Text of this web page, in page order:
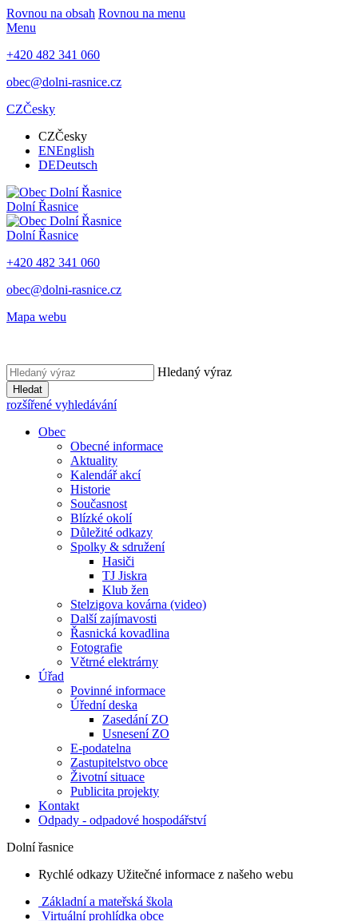
Rovnou na obsah Rovnou na menu
Menu
+420 482 341 060
obec@dolni-rasnice.cz
CZČesky
CZČesky
ENEnglish
DEDeutsch
Dolní Řasnice
Dolní Řasnice
+420 482 341 060
obec@dolni-rasnice.cz
Mapa webu
Hledaný výraz
Hledat
rozšířené vyhledávání
Obec
Obecné informace
Aktuality
Kalendář akcí
Historie
Současnost
Blízké okolí
Důležité odkazy
Spolky & sdružení
Hasiči
TJ Jiskra
Klub žen
Stelzigova kovárna (video)
Další zajímavosti
Řasnická kovadlina
Fotografie
Větrné elektrárny
Úřad
Povinné informace
Úřední deska
Zasedání ZO
Usnesení ZO
E-podatelna
Zastupitelstvo obce
Životní situace
Publicita projekty
Kontakt
Odpady - odpadové hospodářství
Dolní řasnice
Rychlé odkazy Užitečné informace z našeho webu
Základní a mateřská škola
Virtuální prohlídka obce